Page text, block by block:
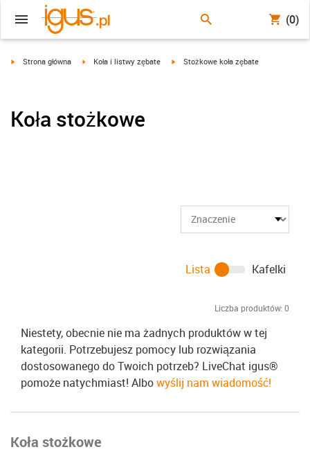
(0)
igus-icon-arrow-right
Strona główna igus-icon-arrow-right
Koła i listwy zębate igus-icon-arrow-right
Stożkowe koła zębate
Koła stożkowe
Liczba produktów: 0
Lista Kafelki
Niestety, obecnie nie ma żadnych produktów w tej
kategorii. Potrzebujesz pomocy lub rozwiązania
dostosowanego do Twoich potrzeb? LiveChat igus®
pomoże natychmiast! Albowyślij nam wiadomość!
Koła stożkowe